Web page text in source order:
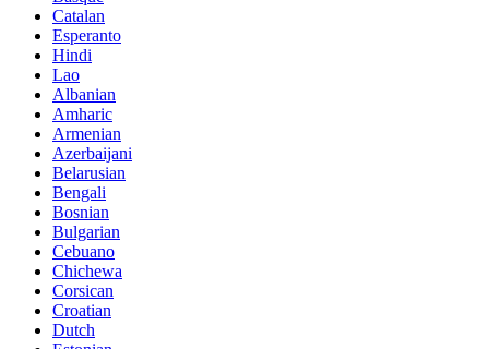
Catalan
Esperanto
Hindi
Lao
Albanian
Amharic
Armenian
Azerbaijani
Belarusian
Bengali
Bosnian
Bulgarian
Cebuano
Chichewa
Corsican
Croatian
Dutch